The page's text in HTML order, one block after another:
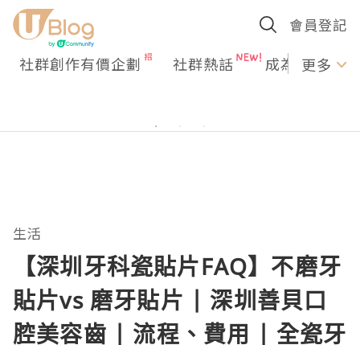
會員登記
社群創作有價企劃 社群熱話 成為U更多
生活
【深圳牙科瓷貼片FAQ】不磨牙
貼片vs 磨牙貼片 | 深圳善貝口
腔美容齒 | 流程、費用 | 全瓷牙